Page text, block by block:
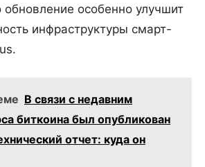
особенно улучшит
инфраструктуры смарт-
В связи с недавним
биткоина был опубликован
отчет: куда он